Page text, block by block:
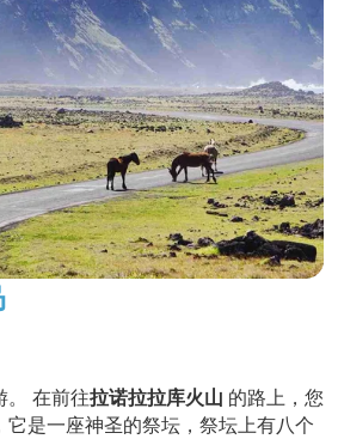
。 在前往拉诺拉拉库火山 的路上，您
它是一座神圣的祭坛，祭坛上有八个